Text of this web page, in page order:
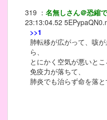
319 ： 名無しさん＠恐縮
23:13:04.52
>>1
肺転移が広がって、咳
ら、
とにかく空気が悪いとこ
免疫力が落ちて、
肺炎でも治らず命を落と